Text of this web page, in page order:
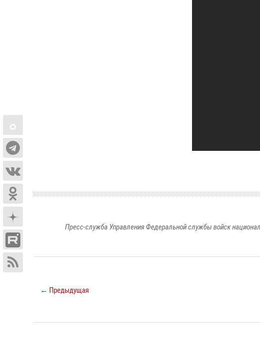
Пресс-служба Управления Федеральной службы войск
← Предыдущая